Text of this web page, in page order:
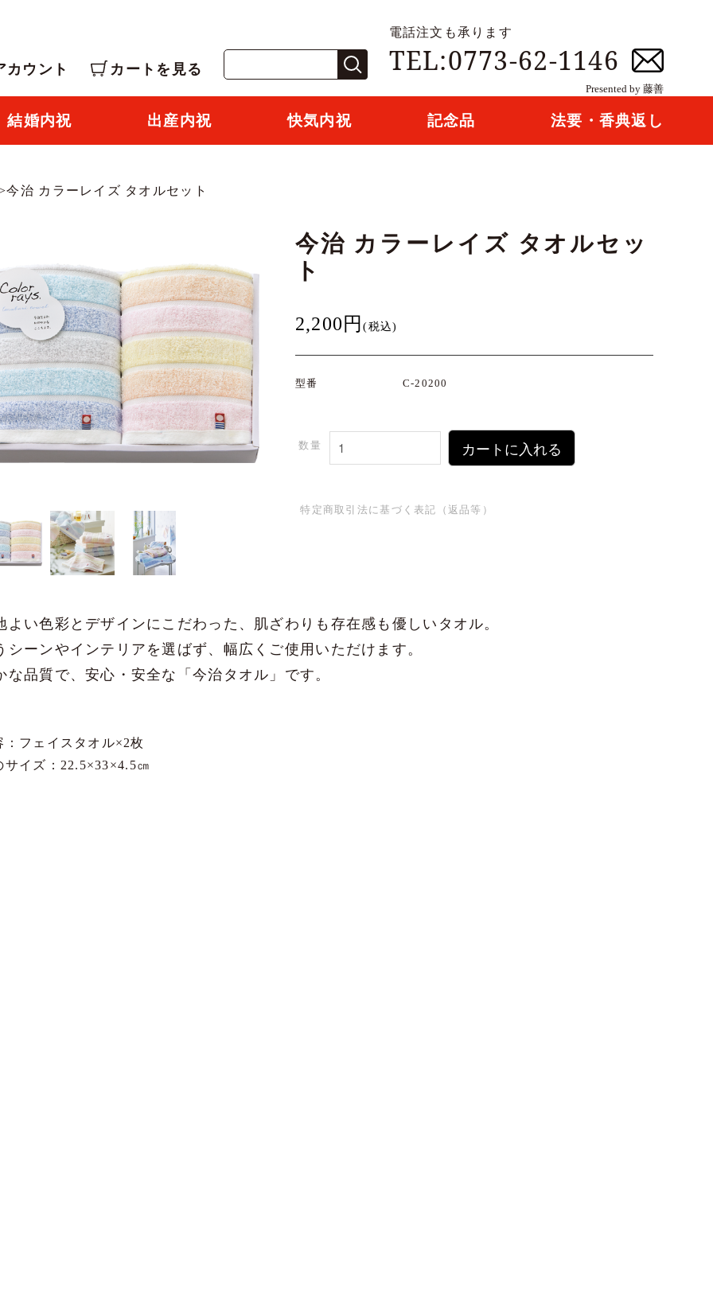
カウント カートを見る
電話注文も承ります
TEL:0773-62-1146
Presented by 藤善
結婚内祝 出産内祝 快気内祝 記念品 法要・香典返し
今治 カラーレイズ タオルセット
今治 カラーレイズ タオルセッ
ト
2,200円(税込)
型番 C-20200
数量 カートに入れる
特定商取引法に基づく表記（返品等）
よい色彩とデザインにこだわった、肌ざわりも存在感も優しいタオル。
シーンやインテリアを選ばず、幅広くご使用いただけます。
な品質で、安心・安全な「今治タオル」です。
：フェイスタオル×2枚
サイズ：22.5×33×4.5㎝